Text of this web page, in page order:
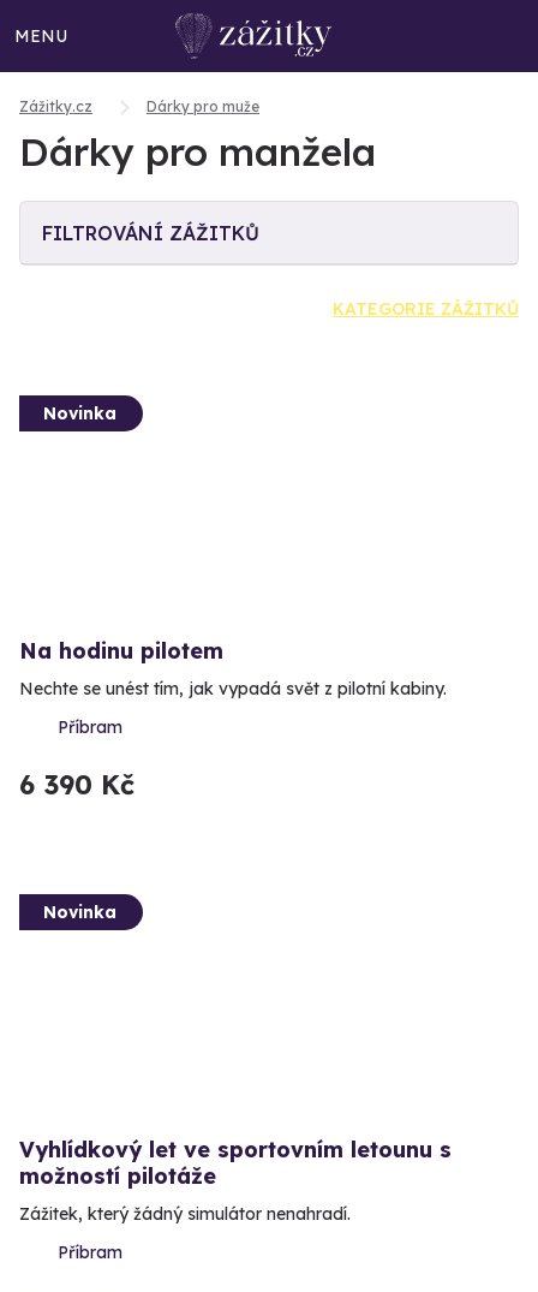
MENU
Zážitky.cz Dárky pro muže
Dárky pro manžela
FILTROVÁNÍ ZÁŽITKŮ
KATEGORIE ZÁŽITKŮ
Novinka
Na hodinu pilotem
Nechte se unést tím, jak vypadá svět z pilotní kabiny.
Příbram
6 390 Kč
Novinka
Vyhlídkový let ve sportovním letounu s
možností pilotáže
Zážitek, který žádný simulátor nenahradí.
Příbram